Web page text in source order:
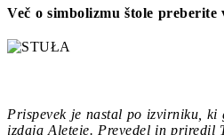
Več o simbolizmu štole
Prispevek je nastal po izvirniku, ki
izdaja Aleteie. Prevedel in priredil